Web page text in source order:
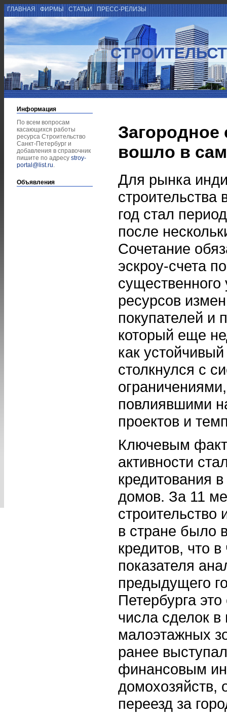
ГЛАВНАЯ ФИРМЫ СТАТЬИ ПРЕСС-РЕЛИЗЫ
Информация
По всем вопросам
касающихся работы
ресурса Строительство
Санкт-Петербург и
добавления в справочник
пишите по адресу stroy-
portal@list.ru.
Объявления
Загородное
вошло в
Для рынка
строительства
год стал
после
Сочетание
эскроу-счета
ресурсов
покупателей и
который еще
как
столкнулся с
повлиявшими
проектов и
Ключевым
активности
кредитования
домов. За 11
строительство
в стране было
кредитов, что
показателя
предыдущего
Петербурга
числа сделок
малоэтажных
ранее
финансовым
домохозяйств,
переезд за